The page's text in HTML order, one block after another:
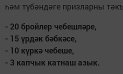
һәм түбәндәге призларны
- 20 бройлер чебешләре,
- 15 үрдәк бәбкәсе,
- 10 күркә чебеше,
- 3 капчык катнаш азык.